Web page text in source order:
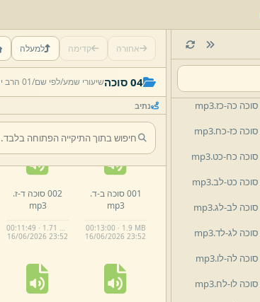
כ.mp3
כז.mp3
כח.mp3
כט.mp3
לב.mp3
לג.mp3
לד.mp3
לו.mp3
לח.mp3
אחורה קדימה למעלה
04 סוכה שיעורי שמע/לפי שם/01 הרב יצחק שלמה זילברמן/
נתיב
001 סוכה ב-
ד.
mp3
00:13:00 · 1.9 MB
16/06/2026 23:52
002 סוכה ד-
ז.
mp3
00:11:49 · 1.71 MB
16/06/2026 23:52